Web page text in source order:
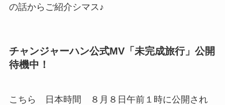
の話からご紹介シマス♪
チャンジャーハン公式MV「未完成旅行」公開
待機中！
こちら 日本時間 ８月８日午前１時に公開され